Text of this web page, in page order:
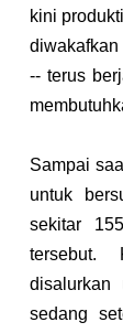
kini
-- terus
Sampai
untuk
sekitar
tersebut.
disalurkan
sedang